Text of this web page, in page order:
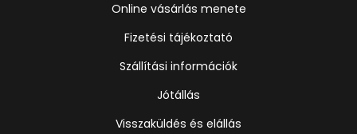
Online vásárlás menete
Fizetési tájékoztató
Szállítási információk
Jótállás
Visszaküldés és elállás